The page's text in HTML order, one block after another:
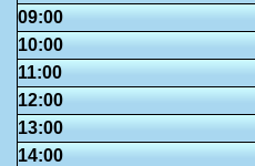
09:00
10:00
11:00
12:00
13:00
14:00